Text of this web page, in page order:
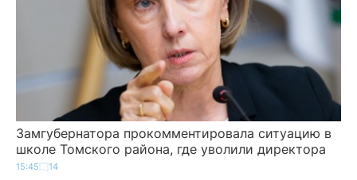
Замгубернатора прокомментировала ситуацию в
школе Томского района, где уволили директора
15:45 14